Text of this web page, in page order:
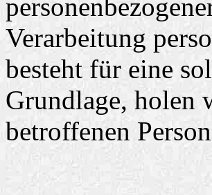
Verarbeitung
besteht für eine
Grundlage, holen
betroffenen